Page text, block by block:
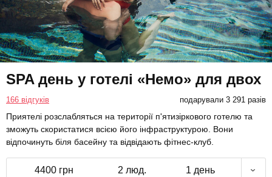
SPA день у готелі «Немо» для двох
166 відгуків подарували 3 291 разів
Приятелі розслабляться на території п'ятизіркового готелю та
зможуть скористатися всією його інфраструктурою. Вони
відпочинуть біля басейну та відвідають фітнес-клуб.
4400 грн 2 люд. 1 день